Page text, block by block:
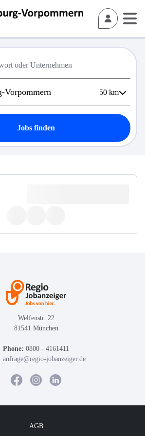
50 km
Jobs finden
Welfenstr. 22
81541 München
Phone: 0800 - 4161411
anfrage@regio-jobanzeiger.de
AGB